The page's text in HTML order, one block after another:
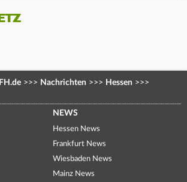
>>> Nachrichten >>> Hessen >>>
NEWS
Hessen News
Frankfurt News
Wiesbaden News
Mainz News